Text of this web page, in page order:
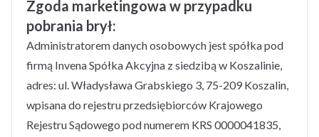
Zgoda marketingowa w przypadku
pobrania brył:
Administratorem danych osobowych jest spółka pod
firmą Invena Spółka Akcyjna z siedzibą w Koszalinie,
adres: ul. Władysława Grabskiego 3, 75-209 Koszalin,
wpisana do rejestru przedsiębiorców Krajowego
Rejestru Sądowego pod numerem KRS 0000041835,